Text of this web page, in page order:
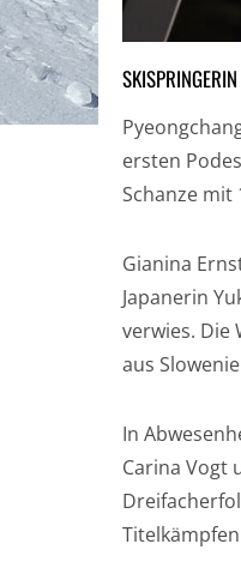
ersten
Schanze mit
Gianina
Japanerin
verwies. Die
aus
In
Carina Vogt